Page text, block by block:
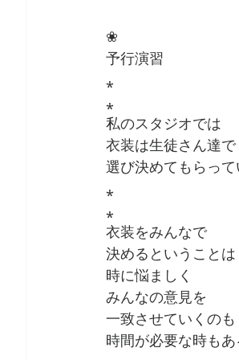
❀
予行演習
⁎
⁎
私のスタジオでは
衣装は生徒さん達で
選び決めてもらって
⁎
⁎
衣装をみんなで
決めるということは
時に悩ましく
みんなの意見を
一致させていくのも
時間が必要な時もあ